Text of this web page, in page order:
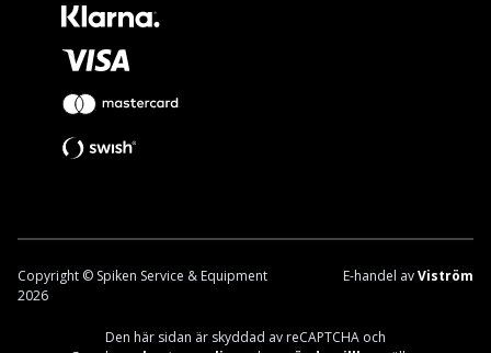
Den här sidan är skyddad av reCAPTCHA och
Copyright © Spiken Service & Equipment
2026
E-handel avViström